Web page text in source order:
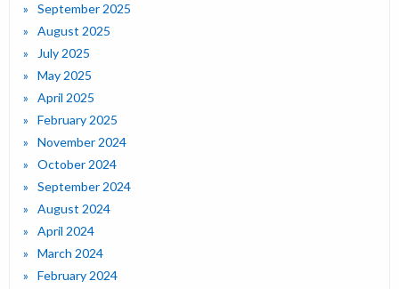
September 2025
August 2025
July 2025
May 2025
April 2025
February 2025
November 2024
October 2024
September 2024
August 2024
April 2024
March 2024
February 2024